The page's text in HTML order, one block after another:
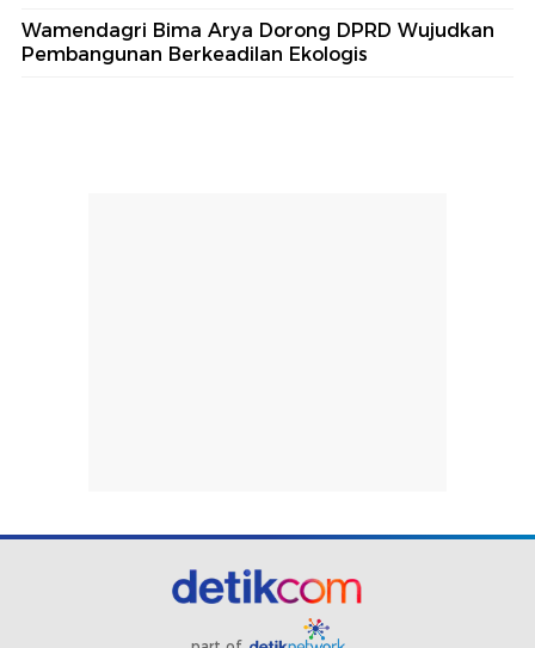
Wamendagri Bima Arya Dorong DPRD Wujudkan
Pembangunan Berkeadilan Ekologis